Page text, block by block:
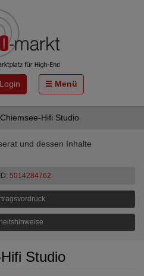
Login Menü
Hifi Studio
und dessen Inhalte
5014284762
Studio